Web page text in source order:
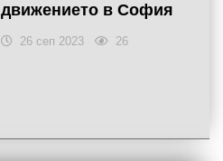
движението в София
26 сеп 2023 26